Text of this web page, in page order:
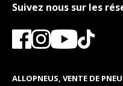
Suivez nous sur les
ALLOPNEUS, VENTE DE